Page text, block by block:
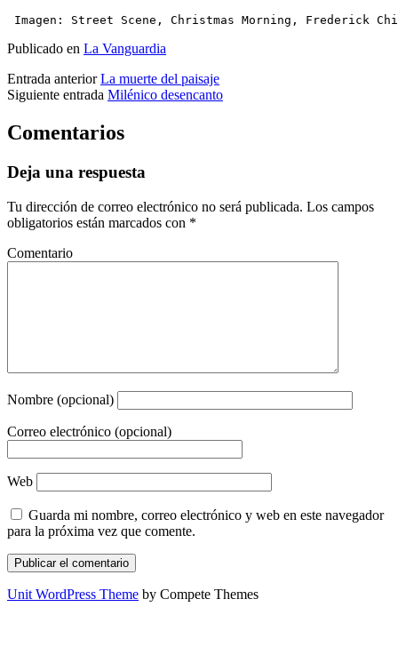
Imagen: Street Scene, Christmas Morning, Frederick
Publicado en La Vanguardia
Entrada anterior La muerte del paisaje
Siguiente entrada Milénico desencanto
Comentarios
Deja una respuesta
Tu dirección de correo electrónico no será publicada. Los campos
obligatorios están marcados con *
Comentario
Nombre (opcional)
Correo electrónico (opcional)
Web
Guarda mi nombre, correo electrónico y web en este navegador
para la próxima vez que comente.
Unit WordPress Theme by Compete Themes